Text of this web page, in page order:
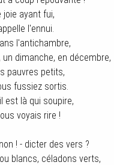
joie ayant fui,
l'ennui.
l'antichambre,
dimanche, en décembre,
pauvres petits,
fussiez sortis.
est là qui soupire,
voyais rire !
! - dicter des vers ?
blancs, céladons verts,